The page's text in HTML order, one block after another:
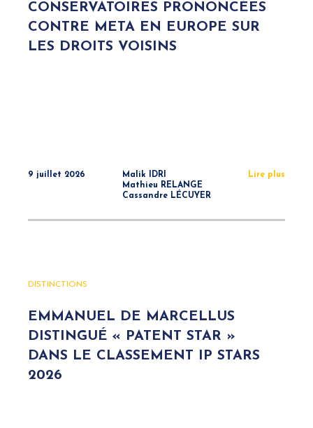
CONSERVATOIRES PRONONCÉES
CONTRE META EN EUROPE SUR
LES DROITS VOISINS
9 juillet 2026
Malik IDRI
Mathieu RELANGE
Cassandre LÉCUYER
Lire plus
DISTINCTIONS
EMMANUEL DE MARCELLUS
DISTINGUÉ « PATENT STAR »
DANS LE CLASSEMENT IP STARS
2026